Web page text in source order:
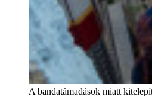
A bandatámadások miatt